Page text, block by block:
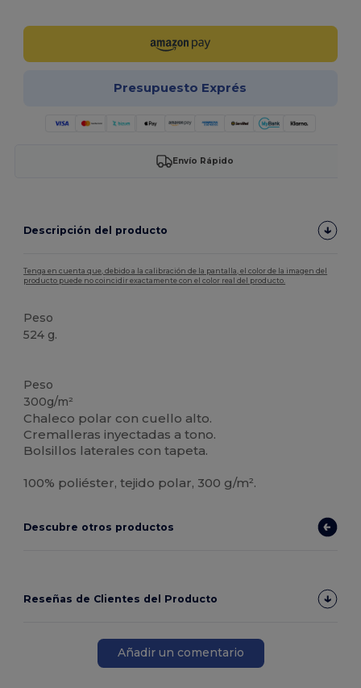
Presupuesto Exprés
Envío Rápido
Descripción del producto
Tenga en cuenta que, debido a la calibración de la pantalla, el color de la imagen del
producto puede no coincidir exactamente con el color real del producto.
Peso
524 g.
Peso
300g/m²
Chaleco polar con cuello alto.
Cremalleras inyectadas a tono.
Bolsillos laterales con tapeta.
100% poliéster, tejido polar, 300 g/m².
Descubre otros productos
Reseñas de Clientes del Producto
Añadir un comentario